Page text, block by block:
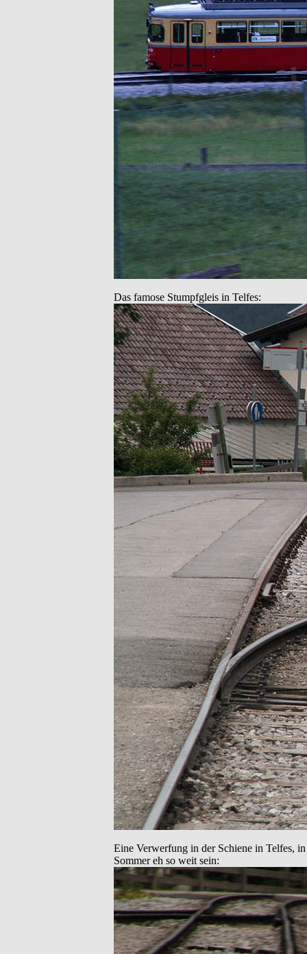
Das famose Stumpfgleis in Telfes:
Eine Verwerfung in der Schiene in Telfes,
Sommer eh so weit sein: